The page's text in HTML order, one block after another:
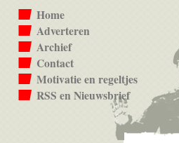
Home
Adverteren
Archief
Contact
Motivatie en regeltjes
RSS en Nieuwsbrief